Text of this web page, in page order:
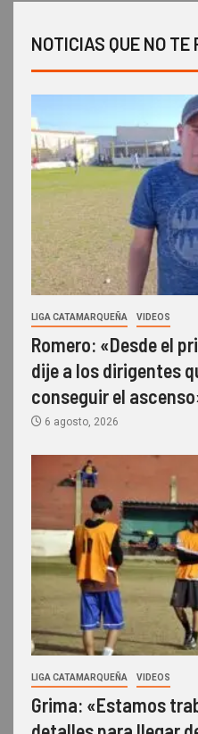
NOTICIAS QUE NO TE
LIGA CATAMARQUEÑA VIDEOS
Romero: «Desde el
dije a los dirigentes
conseguir el
6 agosto, 2026
LIGA CATAMARQUEÑA VIDEOS
Grima: «Estamos